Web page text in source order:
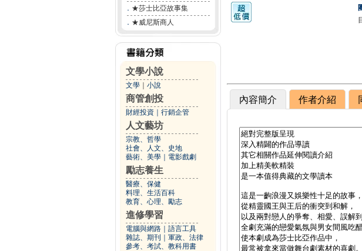
． ★莎士比亞故事集
． ★威尼斯商人
文學小說
文學 小說
商管創投
財經投資 行銷企管
人文藝坊
宗教、哲學
社會、人文、史地
藝術、美學
電影戲劇
勵志養生
醫療、保健
料理、生活百科
教育、心理、勵志
進修學習
電腦與網路
語言工具
雜誌、期刊
軍政、法律
參考、考試、教科用書
內容簡介 作者介紹